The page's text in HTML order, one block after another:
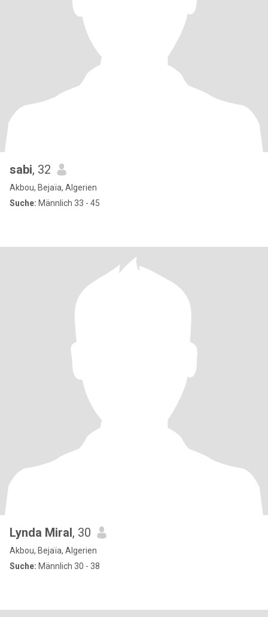
sabi, 32
Akbou, Bejaïa, Algerien
Suche: Männlich 33 - 45
Lynda Miral, 30
Akbou, Bejaïa, Algerien
Suche: Männlich 30 - 38